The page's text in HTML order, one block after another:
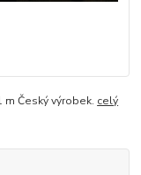
m Český výrobek. celý